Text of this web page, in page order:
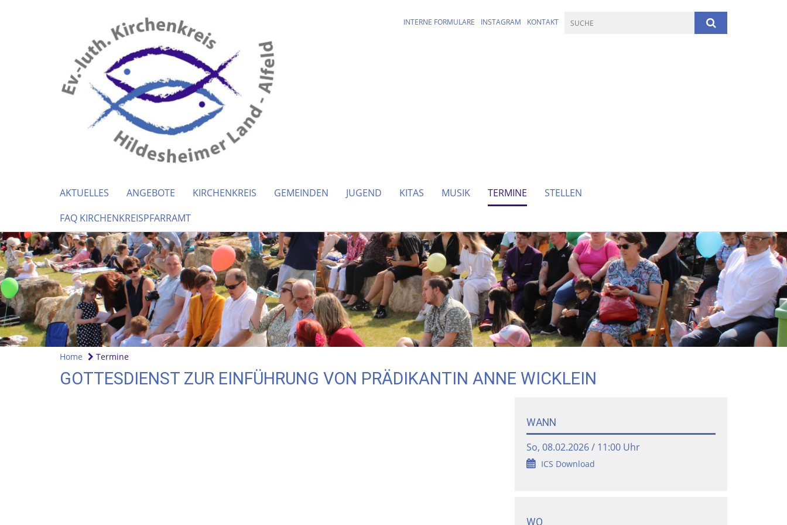
INTERNE FORMULARE INSTAGRAM KONTAKT
AKTUELLES ANGEBOTE KIRCHENKREIS GEMEINDEN JUGEND KITAS MUSIK TERMINE
STELLEN
FAQ KIRCHENKREISPFARRAMT
Home Termine
GOTTESDIENST ZUR EINFÜHRUNG VON PRÄDIKANTIN ANNE WICKLEIN
WANN
So, 08.02.2026 / 11:00 Uhr
ICS Download
WO